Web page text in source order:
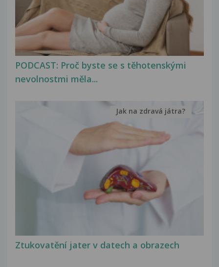
PODCAST: Proč byste se s těhotenskými
nevolnostmi měla...
Ztukovatění jater v datech a obrazech
Jak na zdravá játra?